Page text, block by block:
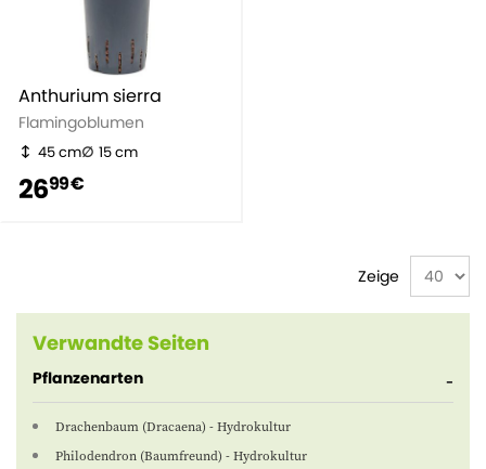
Anthurium sierra
Flamingoblumen
45 cm 15 cm
2699 €
Zeige
Verwandte Seiten
Pflanzenarten
Drachenbaum (Dracaena) - Hydrokultur
Philodendron (Baumfreund) - Hydrokultur